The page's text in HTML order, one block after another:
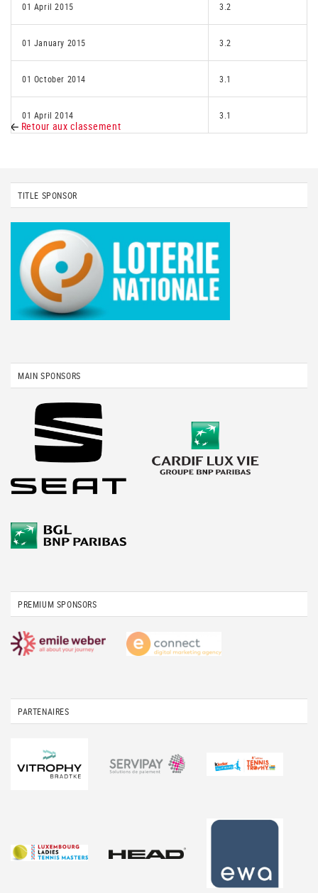
01 April 2015 3.2
01 January 2015 3.2
01 October 2014 3.1
01 April 2014 3.1
Retour aux classement
TITLE SPONSOR
MAIN SPONSORS
PREMIUM SPONSORS
PARTENAIRES